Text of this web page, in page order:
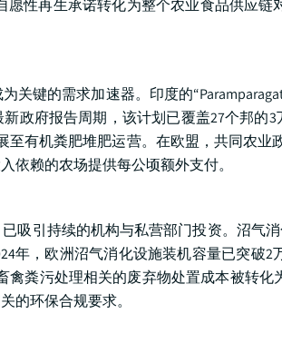
愿性再生承诺转化为整个农业食品供应
键的需求加速器。印度的“Paramparagat
政府报告周期，该计划已覆盖27个邦的3
有机粪肥堆肥运营。在欧盟，共同农业
依赖的农场提供每公顷额外支付。
吸引持续的机构与私营部门投资。沼气
年，欧洲沼气消化设施装机容量已突破2
粪污处理相关的废弃物处置成本被转化
的环保合规要求。